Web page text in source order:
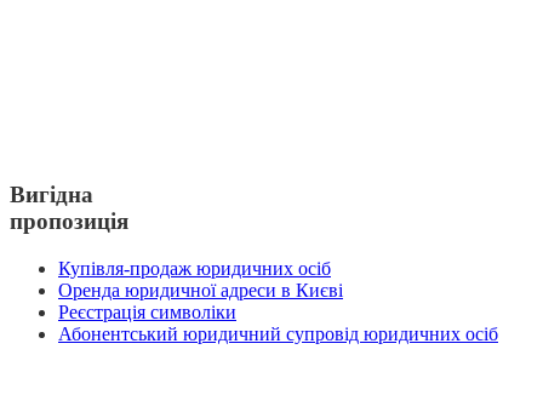
Вигідна
пропозиція
Купівля-продаж юридичних осіб
Оренда юридичної адреси в Києві
Реєстрація символіки
Абонентський юридичний супровід юридичних осіб